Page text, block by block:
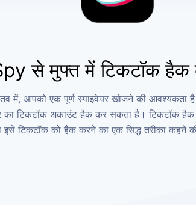
से मुफ्त में टिकटॉक हैक
में, आपको एक पूर्ण स्पाइवेयर खोजने की आवश्यकता
टिकटॉक अकाउंट हैक कर सकता है। टिकटॉक हैक
टिकटॉक को हैक करने का एक सिद्ध तरीका कहने